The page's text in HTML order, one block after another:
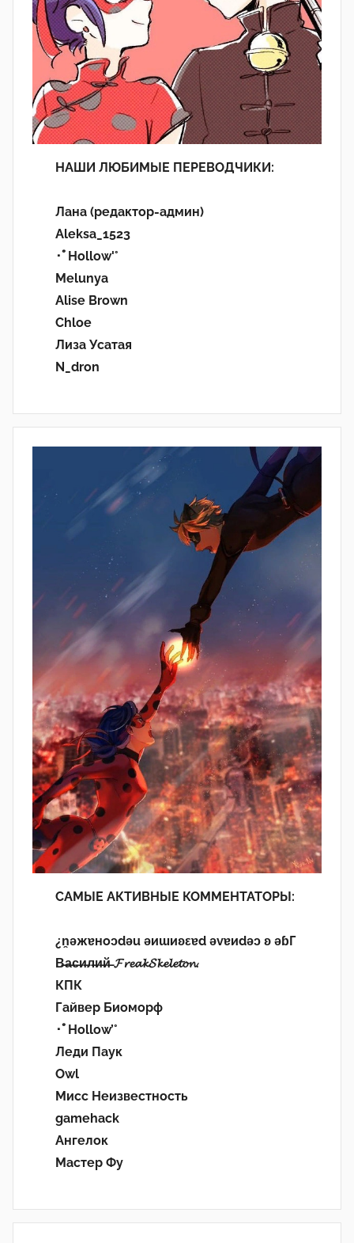
НАШИ ЛЮБИМЫЕ ПЕРЕВОДЧИКИ:
Лана (редактор-админ)
Aleksa_1523
･ﾟHollow'°
Melunya
Alise Brown
Chloe
Лиза Усатая
N_dron
САМЫЕ АКТИВНЫЕ КОММЕНТАТОРЫ:
¿n̯ǝжɐноɔdǝu ǝиɯиʚεɐd ǝvɐиdǝɔ ʚ ǝɓГ
В̶а̶с̶и̶л̶и̶й̶ 𝓕𝓻𝓮𝓪𝓴𝓢𝓴𝓮𝓵𝓮𝓽𝓸𝓷.
КПК
Гайвер Биоморф
･ﾟHollow’°
Леди Паук
Owl
Мисс Неизвестность
gamehack
Ангелок
Мастер Фу